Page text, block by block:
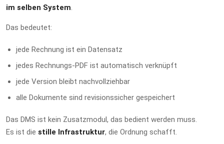
im selben System.
Das bedeutet:
jede Rechnung ist ein Datensatz
jedes Rechnungs-PDF ist automatisch verknüpft
jede Version bleibt nachvollziehbar
alle Dokumente sind revisionssicher gespeichert
Das DMS ist kein Zusatzmodul, das bedient werden muss.
Es ist die stille Infrastruktur, die Ordnung schafft.